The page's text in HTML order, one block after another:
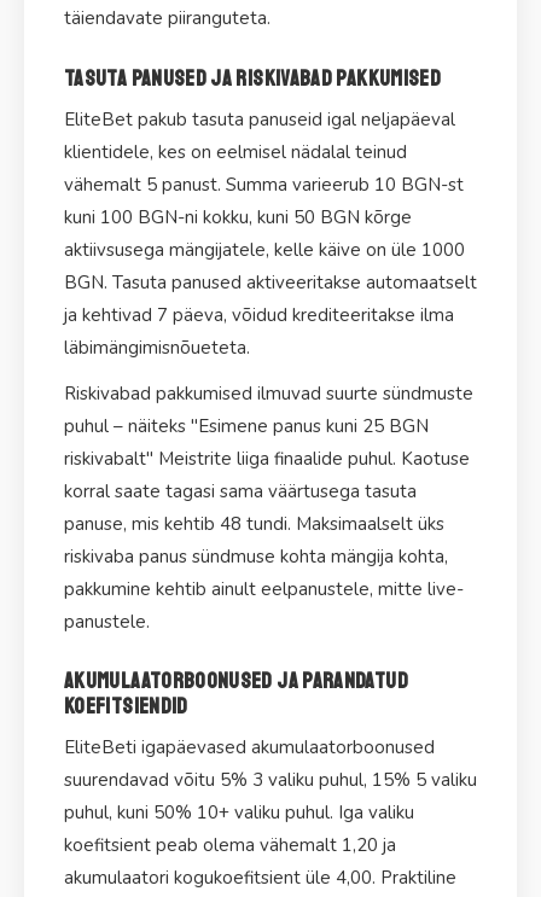
täiendavate piiranguteta.
Tasuta panused ja riskivabad pakkumised
EliteBet pakub tasuta panuseid igal neljapäeval
klientidele, kes on eelmisel nädalal teinud
vähemalt 5 panust. Summa varieerub 10 BGN-st
kuni 100 BGN-ni kokku, kuni 50 BGN kõrge
aktiivsusega mängijatele, kelle käive on üle 1000
BGN. Tasuta panused aktiveeritakse automaatselt
ja kehtivad 7 päeva, võidud krediteeritakse ilma
läbimängimisnõueteta.
Riskivabad pakkumised ilmuvad suurte sündmuste
puhul – näiteks "Esimene panus kuni 25 BGN
riskivabalt" Meistrite liiga finaalide puhul. Kaotuse
korral saate tagasi sama väärtusega tasuta
panuse, mis kehtib 48 tundi. Maksimaalselt üks
riskivaba panus sündmuse kohta mängija kohta,
pakkumine kehtib ainult eelpanustele, mitte live-
panustele.
Akumulaatorboonused ja parandatud
koefitsiendid
EliteBeti igapäevased akumulaatorboonused
suurendavad võitu 5% 3 valiku puhul, 15% 5 valiku
puhul, kuni 50% 10+ valiku puhul. Iga valiku
koefitsient peab olema vähemalt 1,20 ja
akumulaatori kogukoefitsient üle 4,00. Praktiline